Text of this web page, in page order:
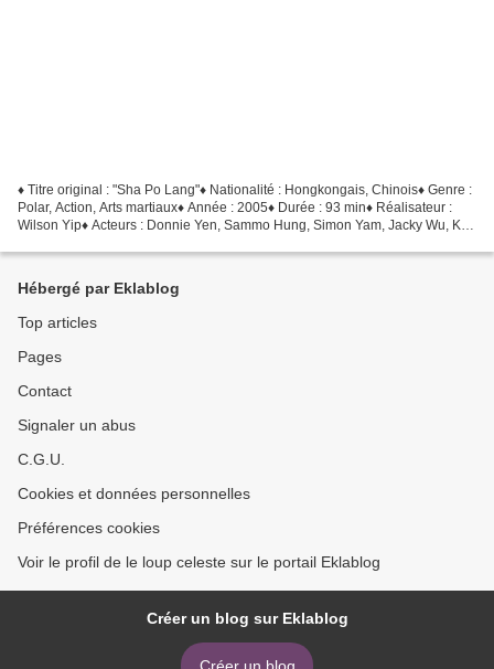
♦ Titre original : "Sha Po Lang"♦ Nationalité : Hongkongais, Chinois♦ Genre :
Polar, Action, Arts martiaux♦ Année : 2005♦ Durée : 93 min♦ Réalisateur :
Wilson Yip♦ Acteurs : Donnie Yen, Sammo Hung, Simon Yam, Jacky Wu, Kai
Hébergé par Eklablog
Top articles
Pages
Contact
Signaler un abus
C.G.U.
Cookies et données personnelles
Préférences cookies
Voir le profil de le loup celeste sur le portail Eklablog
Créer un blog sur Eklablog